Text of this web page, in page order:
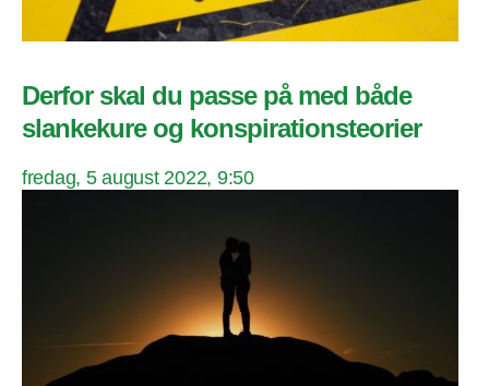
Derfor skal du passe på med både
slankekure og konspirationsteorier
fredag, 5 august 2022, 9:50